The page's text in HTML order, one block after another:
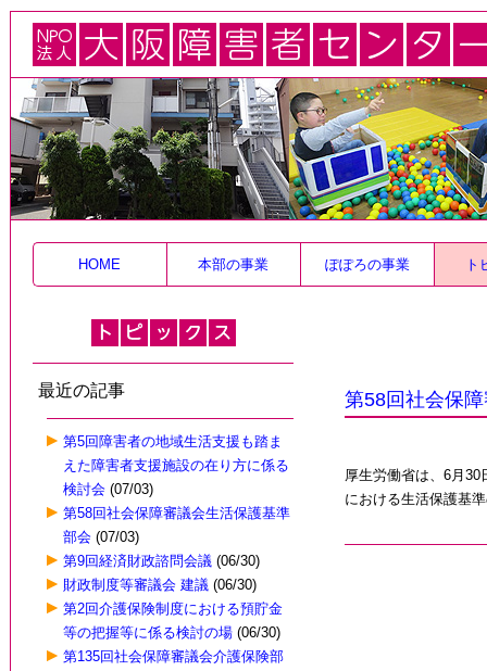
HOME 本部の事業 ぽぽろの事業 ト
最近の記事
第5回障害者の地域生活支援も踏ま
えた障害者支援施設の在り方に係る
検討会 (07/03)
第58回社会保障審議会生活保護基準
部会 (07/03)
第9回経済財政諮問会議 (06/30)
財政制度等審議会 建議 (06/30)
第2回介護保険制度における預貯金
等の把握等に係る検討の場 (06/30)
第135回社会保障審議会介護保険部
第58回社会保
厚生労働省は、6月30
における生活保護基